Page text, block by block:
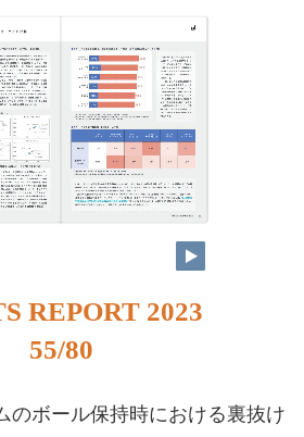
55
REPORT 2023
55/80
ボール保持時における裏抜け